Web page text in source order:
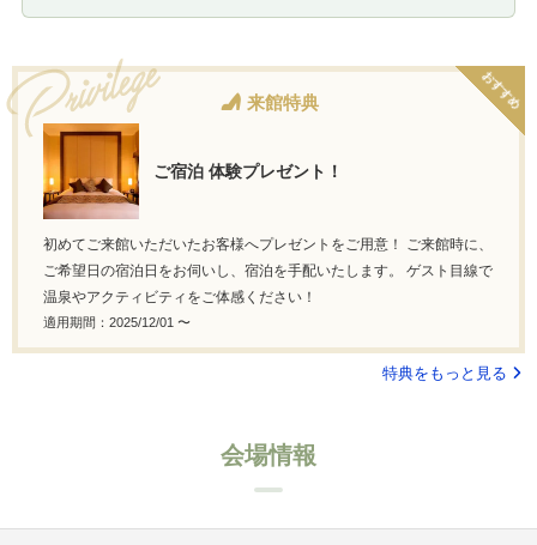
おすすめ
来館特典
ご宿泊 体験プレゼント！
初めてご来館いただいたお客様へプレゼントをご用意！ ご来館時に、
ご希望日の宿泊日をお伺いし、宿泊を手配いたします。 ゲスト目線で
温泉やアクティビティをご体感ください！
適用期間：2025/12/01 〜
特典をもっと見る
会場情報